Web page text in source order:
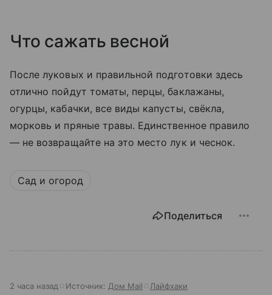
Что сажать весной
После луковых и правильной подготовки здесь
отлично пойдут томаты, перцы, баклажаны,
огурцы, кабачки, все виды капусты, свёкла,
морковь и пряные травы. Единственное правило
— не возвращайте на это место лук и чеснок.
Сад и огород
Поделиться
2 часа назад Источник: Дом Mail Лайфхаки